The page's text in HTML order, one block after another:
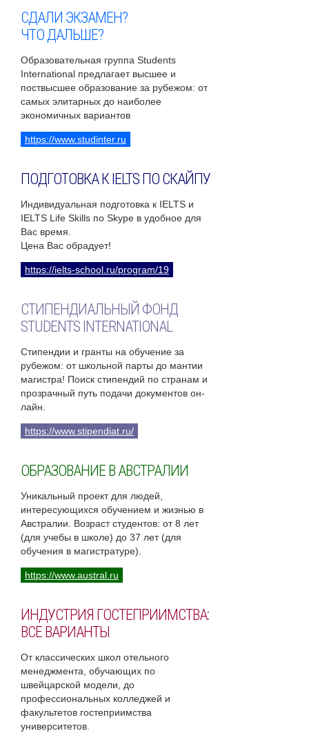
СДАЛИ ЭКЗАМЕН?
ЧТО ДАЛЬШЕ?
Образовательная группа Students
International предлагает высшее и
поствысшее образование за рубежом: от
самых элитарных до наиболее
экономичных вариантов
https://www.studinter.ru
ПОДГОТОВКА К IELTS ПО СКАЙПУ
Индивидуальная подготовка к IELTS и
IELTS Life Skills по Skype в удобное для
Вас время.
Цена Вас обрадует!
https://ielts-school.ru/program/19
СТИПЕНДИАЛЬНЫЙ ФОНД
STUDENTS INTERNATIONAL
Стипендии и гранты на обучение за
рубежом: от школьной парты до мантии
магистра! Поиск стипендий по странам и
прозрачный путь подачи документов он-
лайн.
https://www.stipendiat.ru/
ОБРАЗОВАНИЕ В АВСТРАЛИИ
Уникальный проект для людей,
интересующихся обучением и жизнью в
Австралии. Возраст студентов: от 8 лет
(для учебы в школе) до 37 лет (для
обучения в магистратуре).
https://www.austral.ru
ИНДУСТРИЯ ГОСТЕПРИИМСТВА:
ВСЕ ВАРИАНТЫ
От классических школ отельного
менеджмента, обучающих по
швейцарской модели, до
профессиональных колледжей и
факультетов гостеприимства
университетов.